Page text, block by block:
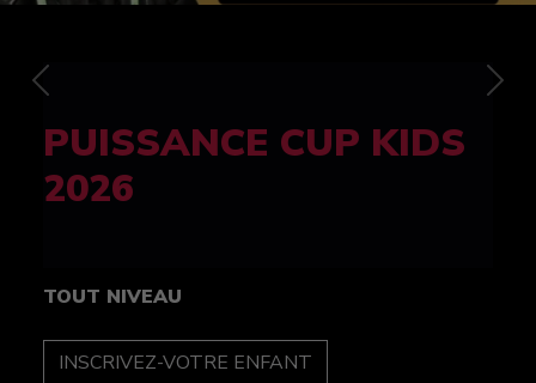
FELINE CUP 100%
féminine
TOUT NIVEAU
INSCRIPTION
Previous Next